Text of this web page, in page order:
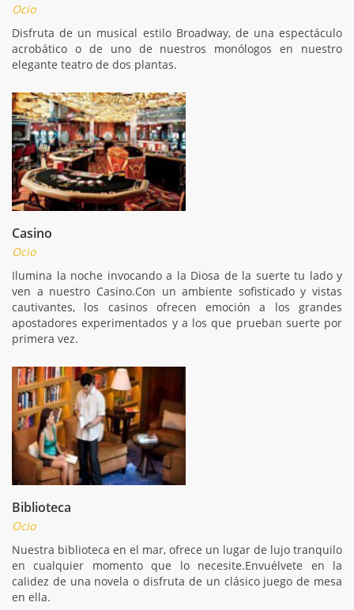
Ocio
Disfruta de un musical estilo Broadway, de una espectáculo
acrobático o de uno de nuestros monólogos en nuestro
elegante teatro de dos plantas.
Casino
Ocio
Ilumina la noche invocando a la Diosa de la suerte tu lado y
ven a nuestro Casino.Con un ambiente sofisticado y vistas
cautivantes, los casinos ofrecen emoción a los grandes
apostadores experimentados y a los que prueban suerte por
primera vez.
Biblioteca
Ocio
Nuestra biblioteca en el mar, ofrece un lugar de lujo tranquilo
en cualquier momento que lo necesite.Envuélvete en la
calidez de una novela o disfruta de un clásico juego de mesa
en ella.